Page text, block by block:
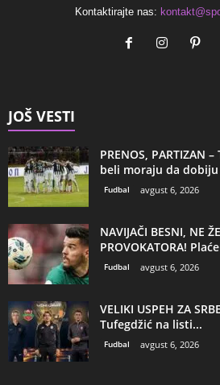
Kontaktirajte nas:
JOŠ VESTI
PRENOS, PARTIZAN
beli moraju da dobiju
Fudbal avgust 6, 2026
NAVIJAČI BESNI, NE
PROVOKATORA!
Fudbal avgust 6, 2026
VELIKI USPEH ZA
Tufegdžić na listi...
Fudbal avgust 6, 2026